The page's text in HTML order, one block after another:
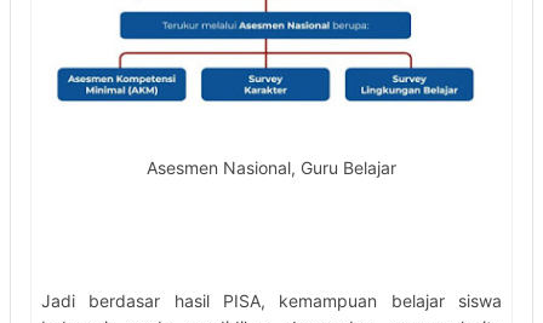
Asesmen Nasional, Guru Belajar
Jadi berdasar hasil PISA, kemampuan belajar siswa